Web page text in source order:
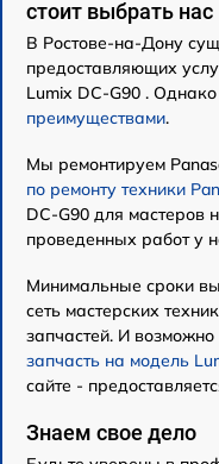
стоит выбрать нас
В Ростове-на-Дону
предоставляющих
Lumix DC-G90 . Однако
преимуществами.
Мы ремонтируем
по ремонту техники
DC-G90 для мастеров
проведенных работ у
Минимальные сроки
сеть мастерских
запчастей. И
запчасть на модель
сайте -
Знаем свое дело